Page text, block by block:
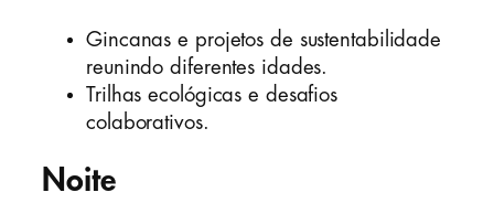
Gincanas e projetos de sustentabilidade
reunindo diferentes idades.
Trilhas ecológicas e desafios
colaborativos.
Noite